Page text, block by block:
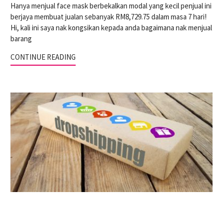
Hanya menjual face mask berbekalkan modal yang kecil penjual ini
berjaya membuat jualan sebanyak RM8,729.75 dalam masa 7 hari!
Hi, kali ini saya nak kongsikan kepada anda bagaimana nak menjual
barang
CONTINUE READING